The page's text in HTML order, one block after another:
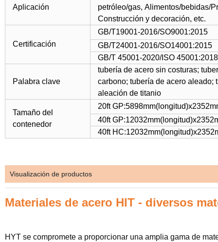
Aplicación
petróleo/gas, Alimentos/bebidas/
Construcción y decoración, etc.
Certificación
GB/T19001-2016/SO9001:2015
GB/T24001-2016/SO14001:2015
GB/T 45001-2020/ISO 45001:2018
Palabra clave
tubería de acero sin costuras;
carbono; tubería de acero aleado;
aleación de titanio
Tamaño del
contenedor
20ft
40ft
40ft
Visualización de productos
Materiales de acero HIT - diversos
HYT se compromete a proporcionar una amplia gama de